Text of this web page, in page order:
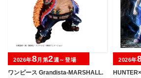
ワンピース Grandista-MARSHALL.
2026年8月第2週～登場 2026年